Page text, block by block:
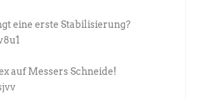
eine erste Stabilisierung?
auf Messers Schneide!